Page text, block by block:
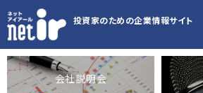
投資家のための企業情報サイト
会社説明会